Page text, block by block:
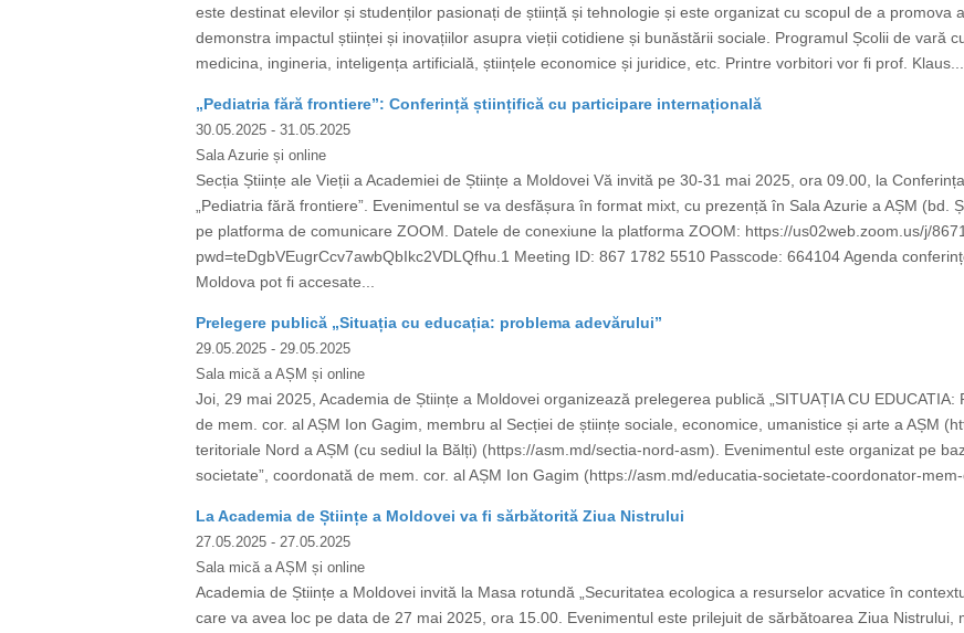
este destinat elevilor și studenților pasionați de știință și tehnologie și este organizat cu scopul de a promova
demonstra impactul științei și inovațiilor asupra vieții cotidiene și bunăstării sociale. Programul Școlii de vară
medicina, ingineria, inteligența artificială, științele economice și juridice, etc. Printre vorbitori vor fi prof. Klaus...
„Pediatria fără frontiere”: Conferință științifică cu participare internațională
30.05.2025 - 31.05.2025
Sala Azurie și online
Secția Științe ale Vieții a Academiei de Științe a Moldovei Vă invită pe 30-31 mai 2025, ora 09.00, la
„Pediatria fără frontiere”. Evenimentul se va desfășura în format mixt, cu prezență în Sala Azurie a AȘM (bd.
pe platforma de comunicare ZOOM. Datele de conexiune la platforma ZOOM: https://us02web.zoom.us/j/
pwd=teDgbVEugrCcv7awbQbIkc2VDLQfhu.1 Meeting ID: 867 1782 5510 Passcode: 664104 Agenda
Moldova pot fi accesate...
Prelegere publică „Situația cu educația: problema adevărului”
29.05.2025 - 29.05.2025
Sala mică a AȘM și online
Joi, 29 mai 2025, Academia de Științe a Moldovei organizează prelegerea publică „SITUAȚIA CU EDUCATIA:
de mem. cor. al AȘM Ion Gagim, membru al Secției de științe sociale, economice, umanistice și arte a AȘM
teritoriale Nord a AȘM (cu sediul la Bălți) (https://asm.md/sectia-nord-asm). Evenimentul este organizat pe
societate”, coordonată de mem. cor. al AȘM Ion Gagim (https://asm.md/educatia-societate-coordonator-
La Academia de Științe a Moldovei va fi sărbătorită Ziua Nistrului
27.05.2025 - 27.05.2025
Sala mică a AȘM și online
Academia de Științe a Moldovei invită la Masa rotundă „Securitatea ecologica a resurselor acvatice în
care va avea loc pe data de 27 mai 2025, ora 15.00. Evenimentul este prilejuit de sărbătoarea Ziua